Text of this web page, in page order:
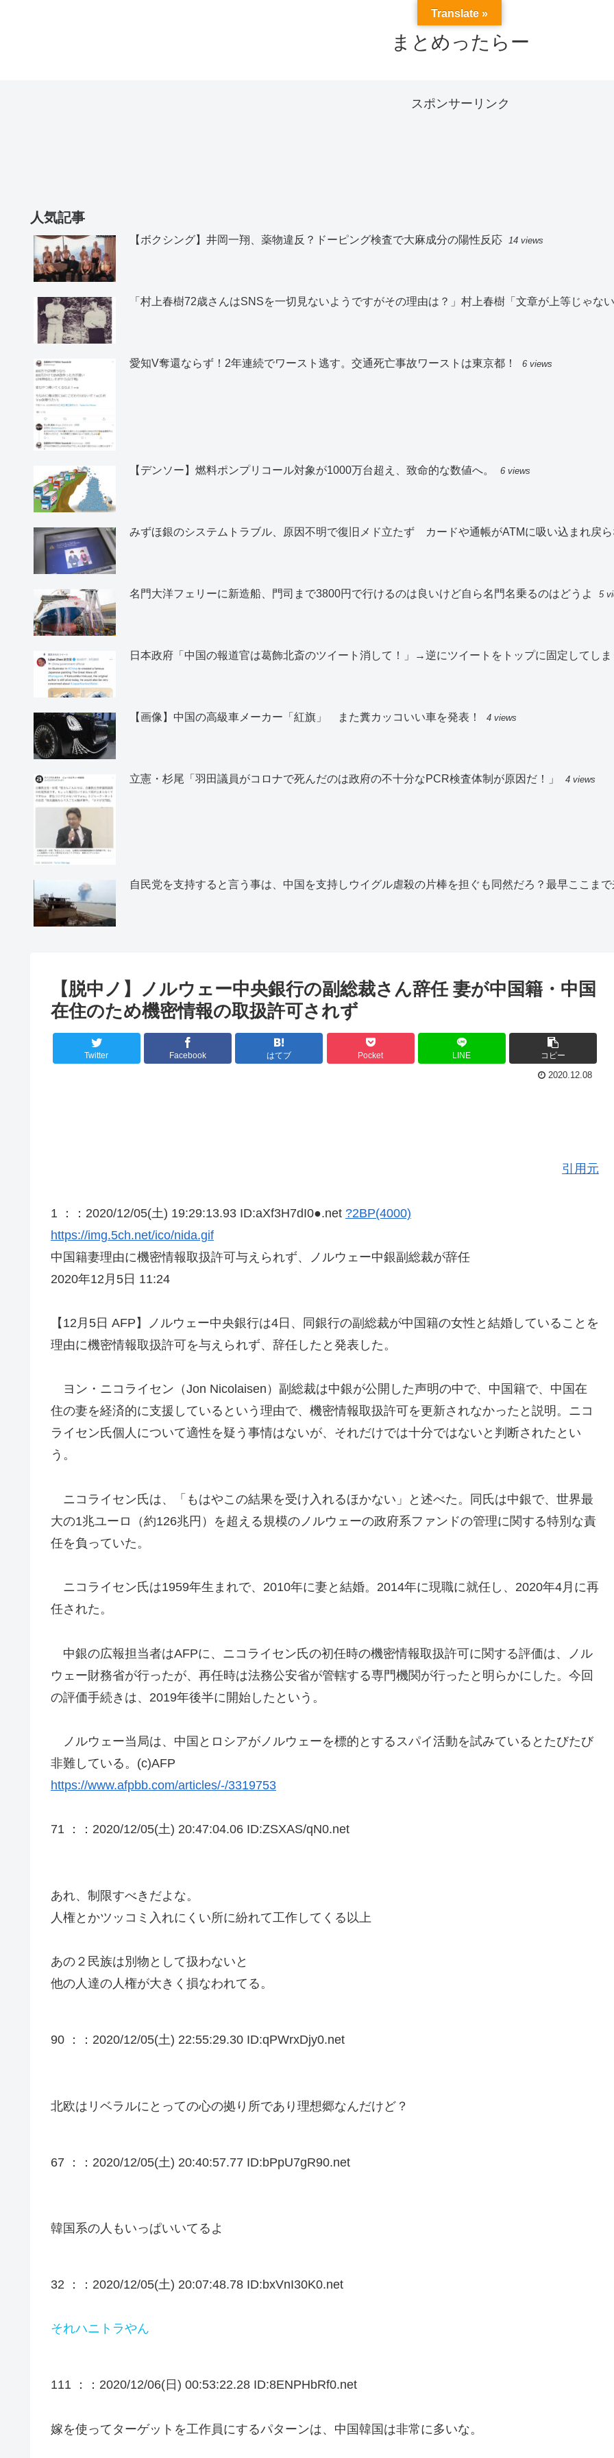
まとめったらー
スポンサーリンク
人気記事
【ボクシング】井岡一翔、薬物違反？ドーピング検査で大麻成分の陽性反応 14 views
「村上春樹72歳さんはSNSを一切見ないようですがその理由は？」村上春樹「文章が上等じゃない
愛知V奪還ならず！2年連続でワースト逃す。交通死亡事故ワーストは東京都！ 6 views
【デンソー】燃料ポンプリコール対象が1000万台超え、致命的な数値へ。 6 views
みずほ銀のシステムトラブル、原因不明で復旧メド立たず カードや通帳がATMに吸い込まれ戻ら
名門大洋フェリーに新造船、門司まで3800円で行けるのは良いけど自ら名門名乗るのはどうよ 5
日本政府「中国の報道官は葛飾北斎のツイート消して！」→逆にツイートをトップに固定してし
【画像】中国の高級車メーカー「紅旗」 また糞カッコいい車を発表！ 4 views
立憲・杉尾「羽田議員がコロナで死んだのは政府の不十分なPCR検査体制が原因だ！」 4 views
自民党を支持すると言う事は、中国を支持しウイグル虐殺の片棒を担ぐも同然だろ？最早ここまで
【脱中ノ】ノルウェー中央銀行の副総裁さん辞任 妻が中国籍・中国
在住のため機密情報の取扱許可されず
Twitter Facebook はてブ Pocket LINE コピー
2020.12.08
引用元
1 ： ：2020/12/05(土) 19:29:13.93 ID:aXf3H7dI0●.net ?2BP(4000)
https://img.5ch.net/ico/nida.gif
中国籍妻理由に機密情報取扱許可与えられず、ノルウェー中銀副総裁が辞任
2020年12月5日 11:24
【12月5日 AFP】ノルウェー中央銀行は4日、同銀行の副総裁が中国籍の女性と結婚していることを
理由に機密情報取扱許可を与えられず、辞任したと発表した。
ヨン・ニコライセン（Jon Nicolaisen）副総裁は中銀が公開した声明の中で、中国籍で、中国在
住の妻を経済的に支援しているという理由で、機密情報取扱許可を更新されなかったと説明。ニコ
ライセン氏個人について適性を疑う事情はないが、それだけでは十分ではないと判断されたとい
う。
ニコライセン氏は、「もはやこの結果を受け入れるほかない」と述べた。同氏は中銀で、世界最
大の1兆ユーロ（約126兆円）を超える規模のノルウェーの政府系ファンドの管理に関する特別な責
任を負っていた。
ニコライセン氏は1959年生まれで、2010年に妻と結婚。2014年に現職に就任し、2020年4月に再
任された。
中銀の広報担当者はAFPに、ニコライセン氏の初任時の機密情報取扱許可に関する評価は、ノル
ウェー財務省が行ったが、再任時は法務公安省が管轄する専門機関が行ったと明らかにした。今回
の評価手続きは、2019年後半に開始したという。
ノルウェー当局は、中国とロシアがノルウェーを標的とするスパイ活動を試みているとたびたび
非難している。(c)AFP
https://www.afpbb.com/articles/-/3319753
71 ： ：2020/12/05(土) 20:47:04.06 ID:ZSXAS/qN0.net
あれ、制限すべきだよな。
人権とかツッコミ入れにくい所に紛れて工作してくる以上
あの２民族は別物として扱わないと
他の人達の人権が大きく損なわれてる。
90 ： ：2020/12/05(土) 22:55:29.30 ID:qPWrxDjy0.net
北欧はリベラルにとっての心の拠り所であり理想郷なんだけど？
67 ： ：2020/12/05(土) 20:40:57.77 ID:bPpU7gR90.net
韓国系の人もいっぱいいてるよ
32 ： ：2020/12/05(土) 20:07:48.78 ID:bxVnI30K0.net
それハニトラやん
111 ： ：2020/12/06(日) 00:53:22.28 ID:8ENPHbRf0.net
嫁を使ってターゲットを工作員にするパターンは、中国韓国は非常に多いな。
Translate »